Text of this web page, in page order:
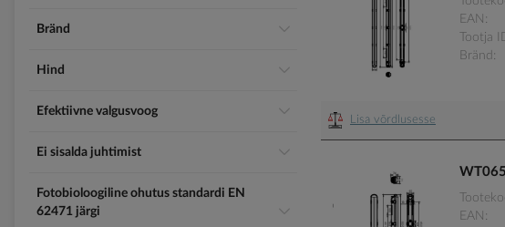
EAN
Tootja
Bränd
Lisa võrdlusesse
EAN
Bränd
Hind
Efektiivne valgusvoog
Ei sisalda juhtimist
Fotobioloogiline ohutus standardi EN
62471 järgi